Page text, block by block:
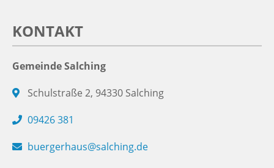
KONTAKT
Gemeinde Salching
Schulstraße 2, 94330 Salching
09426 381
buergerhaus@salching.de